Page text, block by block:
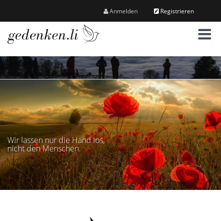
Anmelden Registrieren
M
e
n
ü
Wir lassen nur die Hand los,
nicht den Menschen.